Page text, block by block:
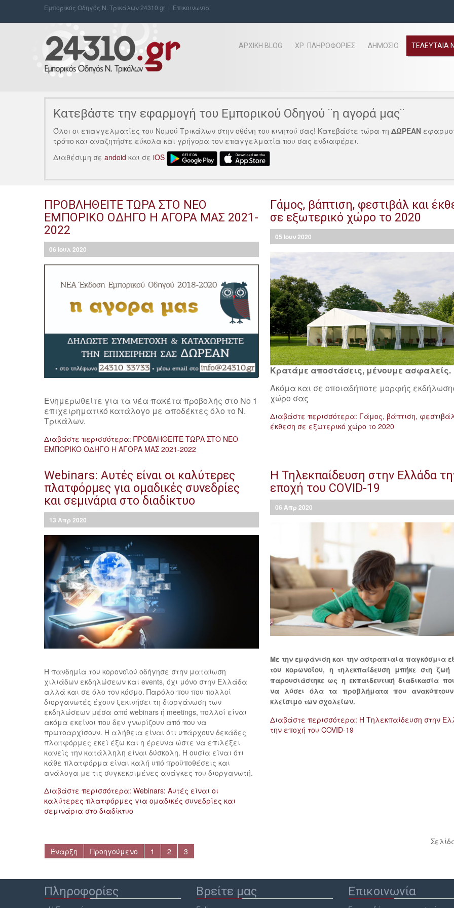
Εμπορικός Οδηγός Ν. Τρικάλων 24310.gr | Επικοινωνία
ΑΡΧΙΚΗ BLOG ΧΡ. ΠΛΗΡΟΦΟΡΊΕΣ ΔΗΜΟΣΙΟ ΤΕΛΕΥΤΑΊΑ
Κατεβάστε την εφαρμογή του Εμπορικού Οδηγού ¨η αγορά μας¨
Όλοι οι επαγγελματίες του Νομού Τρικάλων στην οθόνη του κινητού σας! Κατεβάστε τώρα τη ΔΩΡΕΑΝ
τρόπο και αναζητήστε εύκολα και γρήγορα τον επαγγελματία που σας ενδιαφέρει.
Διαθέσιμη σε andoid και σε iOS
ΠΡΟΒΛΗΘΕΙΤΕ ΤΩΡΑ ΣΤΟ ΝΕΟ
ΕΜΠΟΡΙΚΟ ΟΔΗΓΟ Η ΑΓΟΡΑ ΜΑΣ 2021-
2022
06 Ιουλ 2020
Ενημερωθείτε για τα νέα πακέτα προβολής στο Νο 1
επιχειρηματικό κατάλογο με αποδέκτες όλο το Ν.
Τρικάλων.
Διαβάστε περισσότερα: ΠΡΟΒΛΗΘΕΙΤΕ ΤΩΡΑ ΣΤΟ ΝΕΟ
ΕΜΠΟΡΙΚΟ ΟΔΗΓΟ Η ΑΓΟΡΑ ΜΑΣ 2021-2022
Γάμος, βάπτιση, φεστιβάλ και
σε εξωτερικό χώρο το 2020
05 Ιουν2020
Κρατάμε αποστάσεις, μένουμε ασφαλείς.
Ακόμα και σε οποιαδήποτε μορφής
χώρο σας
Διαβάστε περισσότερα: Γάμος, βάπτιση,
έκθεση σε εξωτερικό χώρο το 2020
Webinars: Αυτές είναι οι καλύτερες
πλατφόρμες για ομαδικές συνεδρίες
και σεμινάρια στο διαδίκτυο
13 Απρ 2020
Η πανδημία του κορονοϊού οδήγησε στην ματαίωση
χιλιάδων εκδηλώσεων και events, όχι μόνο στην Ελλάδα
αλλά και σε όλο τον κόσμο. Παρόλο που που πολλοί
διοργανωτές έχουν ξεκινήσει τη διοργάνωση των
εκδηλώσεων μέσα από webinars ή meetings, πολλοί είναι
ακόμα εκείνοι που δεν γνωρίζουν από που να
πρωτοαρχίσουν. Η αλήθεια είναι ότι υπάρχουν δεκάδες
πλατφόρμες εκεί έξω και η έρευνα ώστε να επιλέξει
κανείς την κατάλληλη είναι δύσκολη. Η ουσία είναι ότι
κάθε πλατφόρμα είναι καλή υπό προϋποθέσεις και
ανάλογα με τις συγκεκριμένες ανάγκες του διοργανωτή.
Διαβάστε περισσότερα: Webinars: Αυτές είναι οι
καλύτερες πλατφόρμες για ομαδικές συνεδρίες και
σεμινάρια στο διαδίκτυο
Η Τηλεκπαίδευση στην Ελλάδα
εποχή του COVID-19
06 Απρ 2020
Με την εμφάνιση και την αστραπιαία παγκόσμια
του κορωνοϊου, η τηλεκπαίδευση μπήκε στη
παρουσιάστηκε ως η εκπαιδευτική διαδικασία
να λύσει όλα τα προβλήματα που
κλείσιμο των σχολείων.
Διαβάστε περισσότερα: Η Τηλεκπαίδευση στην
την εποχή του COVID-19
Έναρξη
Προηγούμενο 1 2 3
Πληροφορίες Βρείτε μας Επικοινωνία